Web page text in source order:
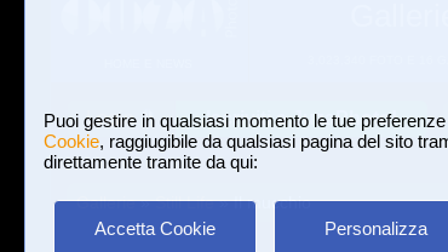
Puoi gestire in qualsiasi momento le tue
Cookie, raggiugibile da qualsiasi pagina del sito
direttamente tramite da qui:
Accetta Cookie Personalizza
Login Iscriviti a JuzaPhoto!
Gallerie»Still Life» Il mucchio